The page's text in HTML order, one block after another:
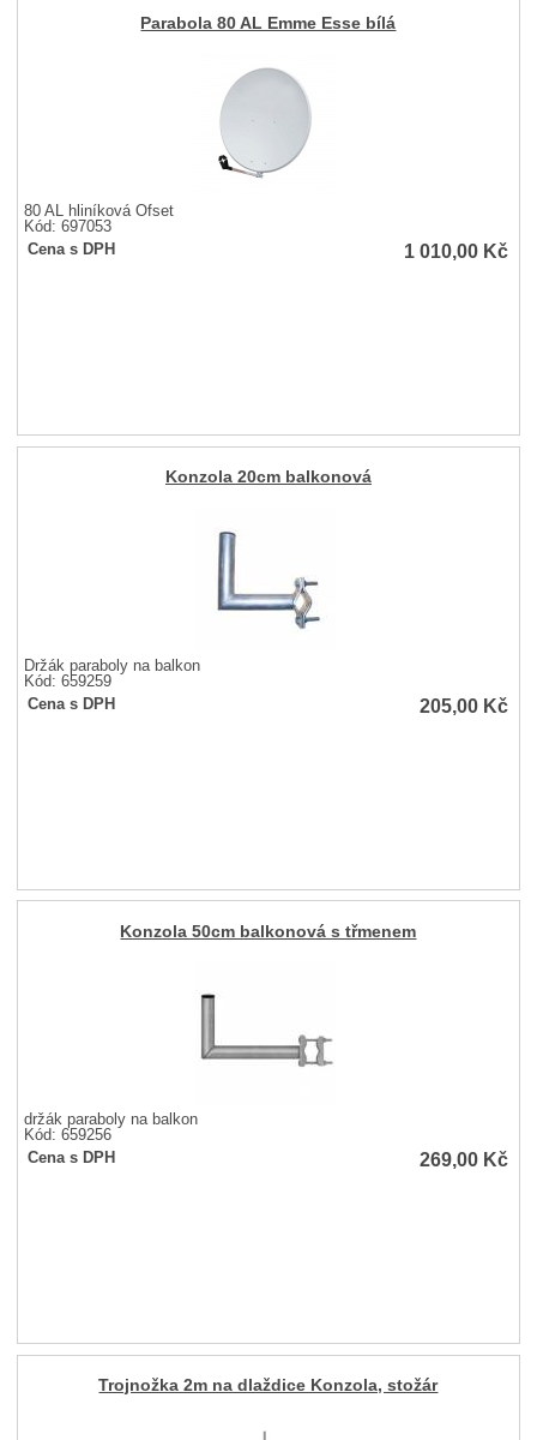
Parabola 80 AL Emme Esse bílá
80 AL hliníková Ofset
Kód: 697053
Cena s DPH
1 010,00 Kč
Konzola 20cm balkonová
Držák paraboly na balkon
Kód: 659259
Cena s DPH
205,00 Kč
Konzola 50cm balkonová s třmenem
držák paraboly na balkon
Kód: 659256
Cena s DPH
269,00 Kč
Trojnožka 2m na dlaždice Konzola, stožár